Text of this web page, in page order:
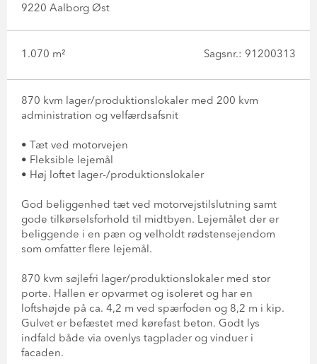
9220 Aalborg Øst
1.070 m² Sagsnr.: 91200313
870 kvm lager/produktionslokaler med 200 kvm
administration og velfærdsafsnit
• Tæt ved motorvejen
• Fleksible lejemål
• Høj loftet lager-/produktionslokaler
God beliggenhed tæt ved motorvejstilslutning samt
gode tilkørselsforhold til midtbyen. Lejemålet der er
beliggende i en pæn og velholdt rødstensejendom
som omfatter flere lejemål.
870 kvm søjlefri lager/produktionslokaler med stor
porte. Hallen er opvarmet og isoleret og har en
loftshøjde på ca. 4,2 m ved spærfoden og 8,2 m i kip.
Gulvet er befæstet med kørefast beton. Godt lys
indfald både via ovenlys tagplader og vinduer i
facaden.